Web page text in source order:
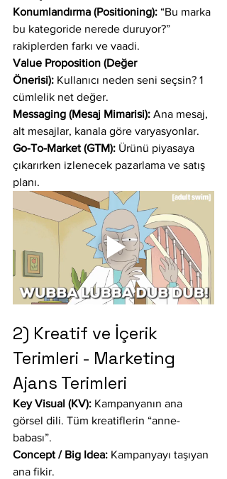
Konumlandırma (Positioning): “Bu marka
bu kategoride nerede duruyor?”
rakiplerden farkı ve vaadi.
Value Proposition (Değer
Önerisi): Kullanıcı neden seni seçsin? 1
cümlelik net değer.
Messaging (Mesaj Mimarisi): Ana mesaj,
alt mesajlar, kanala göre varyasyonlar.
Go-To-Market (GTM): Ürünü piyasaya
çıkarırken izlenecek pazarlama ve satış
planı.
2) Kreatif ve İçerik
Terimleri - Marketing
Ajans Terimleri
Key Visual (KV): Kampanyanın ana
görsel dili. Tüm kreatiflerin “anne-
babası”.
Concept / Big Idea: Kampanyayı taşıyan
ana fikir.